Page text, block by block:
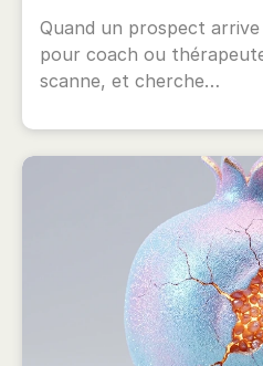
Quand un prospect
pour coach ou
scanne, et cherche…